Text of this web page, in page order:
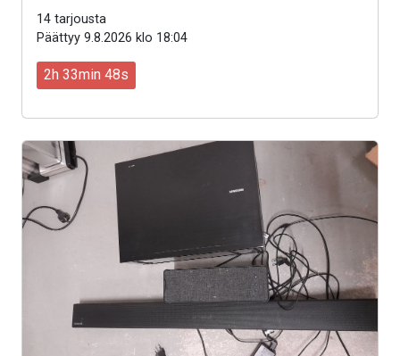
14 tarjousta
Päättyy 9.8.2026 klo 18:04
2h 33min 46s